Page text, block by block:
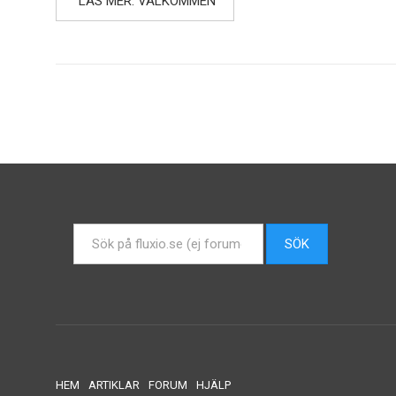
SÖK
HEM ARTIKLAR FORUM HJÄLP